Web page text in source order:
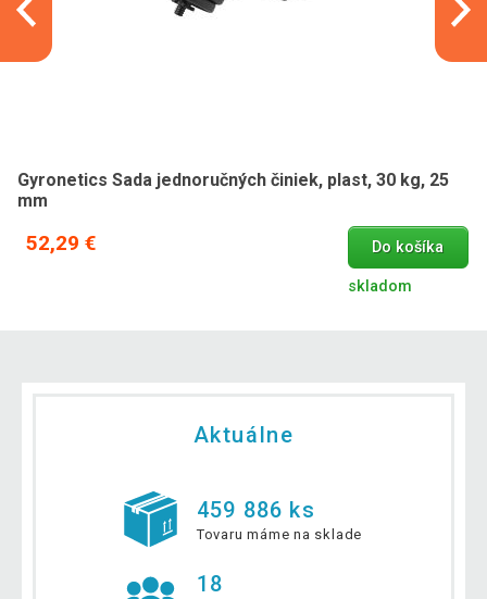
Gyronetics Sada jednoručných činiek, plast, 30 kg, 25
mm
52,29 € Do košíka
skladom
Aktuálne
459 886 ks
Tovaru máme na sklade
18